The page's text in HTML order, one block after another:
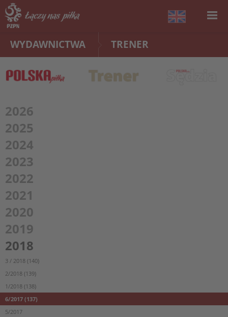
WYDAWNICTWA TRENER
2026
2025
2024
2023
2022
2021
2020
2019
2018
3 / 2018 (140)
2/2018 (139)
1/2018 (138)
6/2017 (137)
5/2017